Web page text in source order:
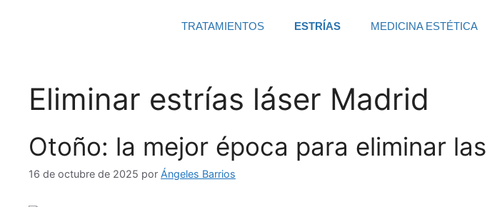
TRATAMIENTOS ESTRÍAS MEDICINA ESTÉTICA
Eliminar estrías láser Madrid
Otoño: la mejor época para eliminar
16 de octubre de 2025 por Ángeles Barrios